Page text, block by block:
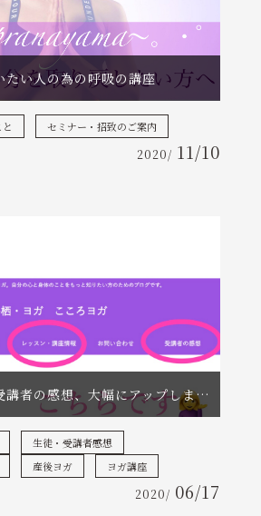
セミナー・招致のご案内
2020/ 11/10
たい人の為の呼吸の講座
生徒・受講者感想
産後ヨガ ヨガ講座
2020/ 06/17
レッスン情報、受講者の感想、大幅にアップしました